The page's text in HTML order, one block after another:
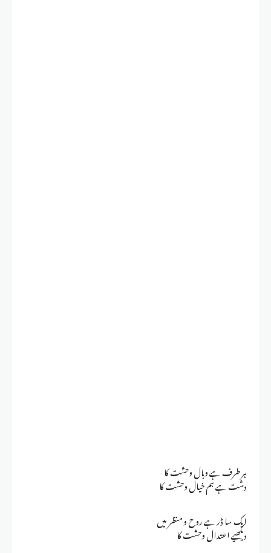
ہر طرف ہے وبال وحشت کا
دشت ہے ہم خیال وحشت کا
ایک سا ڈر ہے روح و منظر میں
دیکھیے اعتدال وحشت کا